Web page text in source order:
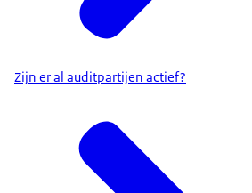
Zijn er al auditpartijen actief?